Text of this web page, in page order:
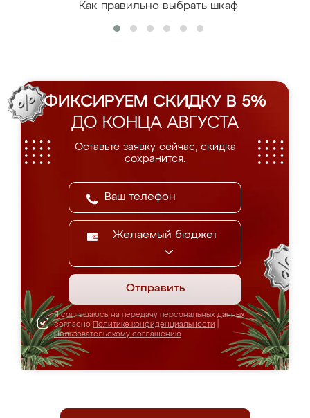
Как правильно выбрать шкаф
ФИКСИРУЕМ СКИДКУ В 5%
ДО КОНЦА АВГУСТА
Оставьте заявку сейчас, скидка
сохранится.
Желаемый бюджет
Отправить
Я соглашаюсь на передачу персональных данных
согласно Политике конфиденциальности
Пользовательскому соглашению